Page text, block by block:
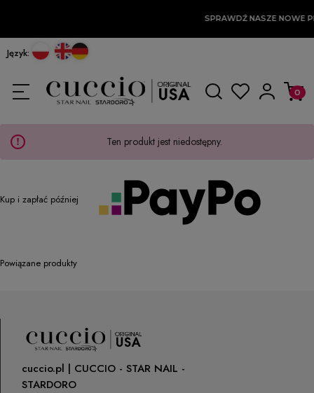
SPRAWDŹ NASZE NOWE
Język:
Ten produkt jest niedostępny.
Kup i zapłać później
Powiązane produkty
cuccio.pl | CUCCIO - STAR NAIL -
STARDORO